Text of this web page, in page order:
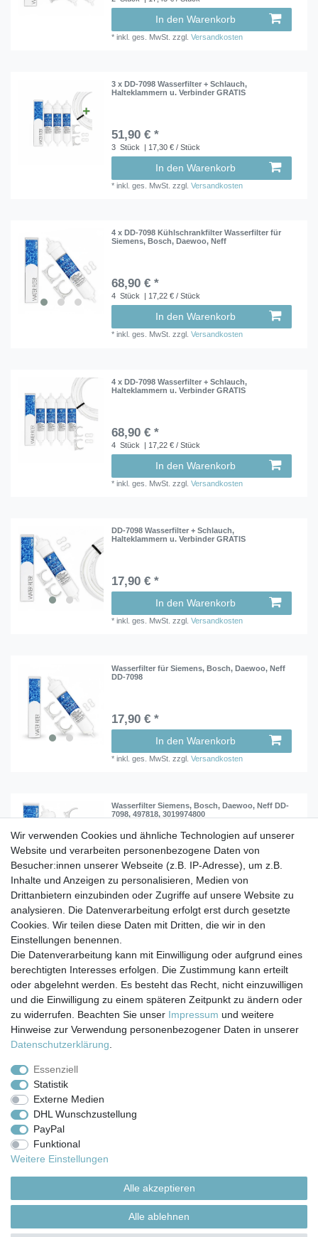
In den Warenkorb
*inkl. ges. MwSt. zzgl.Versandkosten
3 x DD-7098 Wasserfilter + Schlauch,
Halteklammern u. Verbinder GRATIS
51,90 € *
3 Stück | 17,30 € / Stück
In den Warenkorb
*inkl. ges. MwSt. zzgl.Versandkosten
4 x DD-7098 Kühlschrankfilter Wasserfilter für
Siemens, Bosch, Daewoo, Neff
68,90 € *
4 Stück | 17,22 € / Stück
In den Warenkorb
*inkl. ges. MwSt. zzgl.Versandkosten
4 x DD-7098 Wasserfilter + Schlauch,
Halteklammern u. Verbinder GRATIS
68,90 € *
4 Stück | 17,22 € / Stück
In den Warenkorb
*inkl. ges. MwSt. zzgl.Versandkosten
DD-7098 Wasserfilter + Schlauch,
Halteklammern u. Verbinder GRATIS
17,90 € *
In den Warenkorb
*inkl. ges. MwSt. zzgl.Versandkosten
Wasserfilter für Siemens, Bosch, Daewoo, Neff
DD-7098
17,90 € *
In den Warenkorb
*inkl. ges. MwSt. zzgl.Versandkosten
Wasserfilter Siemens, Bosch, Daewoo, Neff DD-
7098, 497818, 3019974800
17,90 € *
In den Warenkorb
*inkl. ges. MwSt.zzgl. Versandkosten
Impressum Daten­schutz­erklärung AGB
Barrierefreiheitserklärung Widerrufs­recht
Versand- & Zahlungsbedingungen
Wir verwenden Cookies und ähnliche Technologien auf unserer
Website und verarbeiten personenbezogene Daten von
Besucher:innen unserer Webseite (z.B. IP-Adresse), um z.B.
Inhalte und Anzeigen zu personalisieren, Medien von
Drittanbietern einzubinden oder Zugriffe auf unsere Website zu
analysieren. Die Datenverarbeitung erfolgt erst durch gesetzte
Cookies. Wir teilen diese Daten mit Dritten, die wir in den
Einstellungen benennen.
Die Datenverarbeitung kann mit Einwilligung oder aufgrund eines
berechtigten Interesses erfolgen. Die Zustimmung kann erteilt
oder abgelehnt werden. Es besteht das Recht, nicht einzuwilligen
und die Einwilligung zu einem späteren Zeitpunkt zu ändern oder
zu widerrufen. Beachten Sie unser Impressum und weitere
Hinweise zur Verwendung personenbezogener Daten in unserer
Daten­schutz­erklärung
Essenziell
Statistik
Externe Medien
DHL Wunschzustellung
PayPal
Funktional
Weitere Einstellungen
Alle akzeptieren
Alle ablehnen